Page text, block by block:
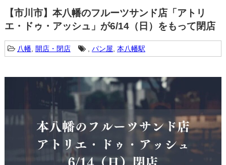
【市川市】本八幡のフルーツサンド店「アトリ
エ・ドゥ・アッシュ」が6/14（日）をもって閉店
八幡, 開店・閉店 , パン屋 本八幡駅